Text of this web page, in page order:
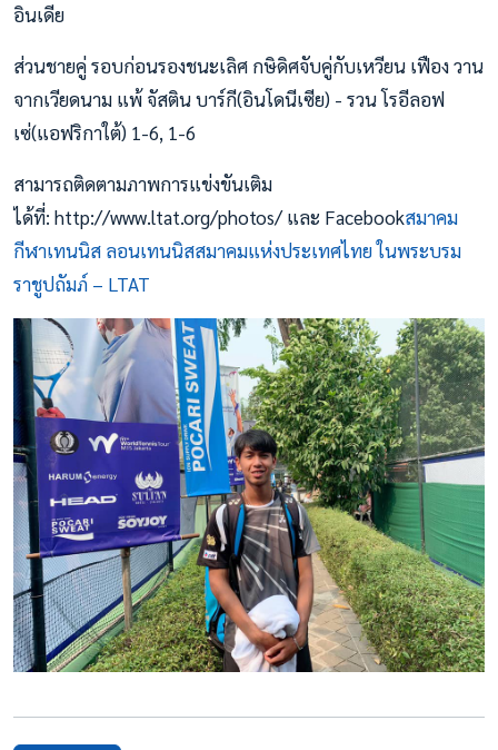
อินเดีย
ส่วนชายคู่ รอบก่อนรองชนะเลิศ กษิดิศจับคู่กับเหวียน เฟือง วาน
จากเวียดนาม แพ้ จัสติน บาร์กี(อินโดนีเซีย) - รวน โรอีลอฟ
เซ่(แอฟริกาใต้) 1-6, 1-6
สามารถติดตามภาพการแข่งขันเติม
ได้ที่: http://www.ltat.org/photos/ และ Facebookสมาคม
กีฬาเทนนิส ลอนเทนนิสสมาคมแห่งประเทศไทย ในพระบรม
ราชูปถัมภ์ – LTAT